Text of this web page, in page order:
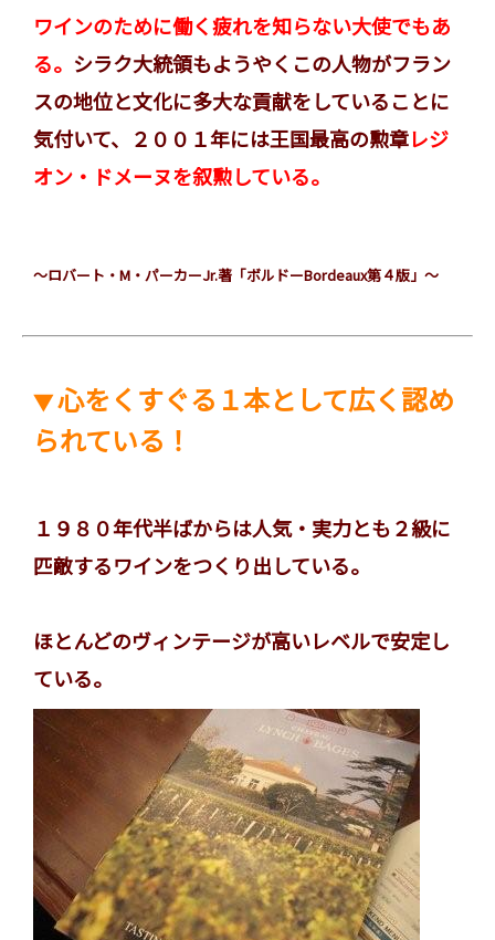
ワインのために働く疲れを知らない大使でもあ
る。 シラク大統領もようやくこの人物がフラン
スの地位と文化に多大な貢献をしていることに
気付いて、２００１年には王国最高の勲章レジ
オン・ドメーヌを叙勲している。
～ロバート・M・パーカーJr.著「ボルドーBordeaux第４版」～
▼心をくすぐる１本として広く認め
られている！
１９８０年代半ばからは人気・実力とも２級に
匹敵するワインをつくり出している。
ほとんどのヴィンテージが高いレベルで安定し
ている。